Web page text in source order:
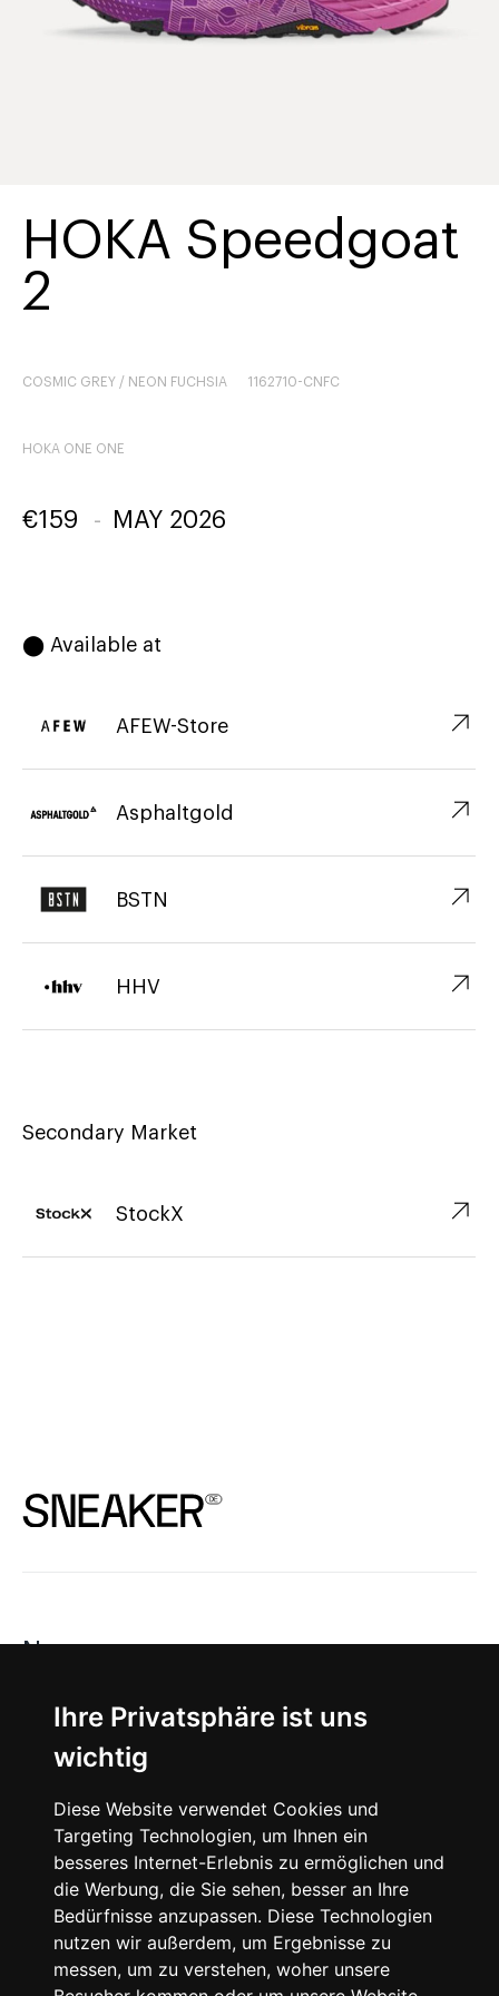
Ihre Privatsphäre ist uns
wichtig
Diese Website verwendet Cookies und
Targeting Technologien, um Ihnen ein
besseres Internet-Erlebnis zu ermöglichen und
die Werbung, die Sie sehen, besser an Ihre
Bedürfnisse anzupassen. Diese Technologien
nutzen wir außerdem, um Ergebnisse zu
messen, um zu verstehen, woher unsere
HOKA Speedgoat
2
COSMIC GREY / NEON FUCHSIA 1162710-CNFC
HOKA ONE ONE
€159 - MAY 2026
⬤ Available at
AFEW-Store ↗︎
Asphaltgold ↗︎
BSTN ↗︎
HHV ↗︎
Secondary Market
StockX ↗︎
News
About
Instagram
Facebook
© 2024 SNEAKERᴰᴱ, All rights reserved.